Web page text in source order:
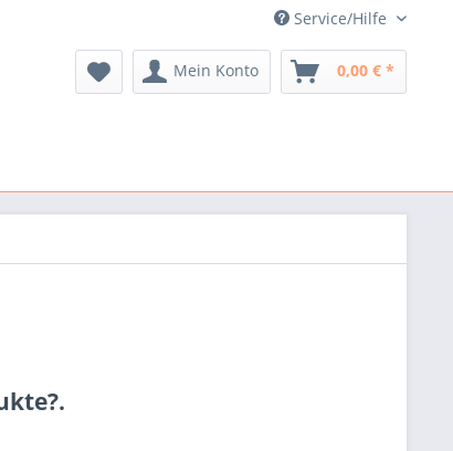
Service/Hilfe
Mein Konto 0,00 € *